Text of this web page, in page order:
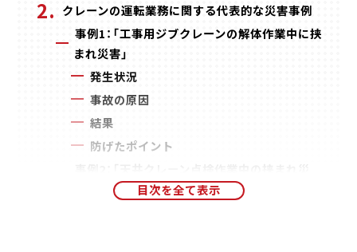
クレーンの運転業務に関する代表的な災害事例
事例1：「工事用ジブクレーンの解体作業中に挟
まれ災害」
発生状況
事故の原因
結果
防げたポイント